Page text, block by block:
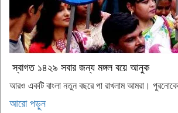
স্বাগত ১৪২৯ সবার জন্য মঙ্গল বয়ে আনুক
আরও একটি বাংলা নতুন বছরে পা রাখলাম আমরা।
আরো পড়ুন